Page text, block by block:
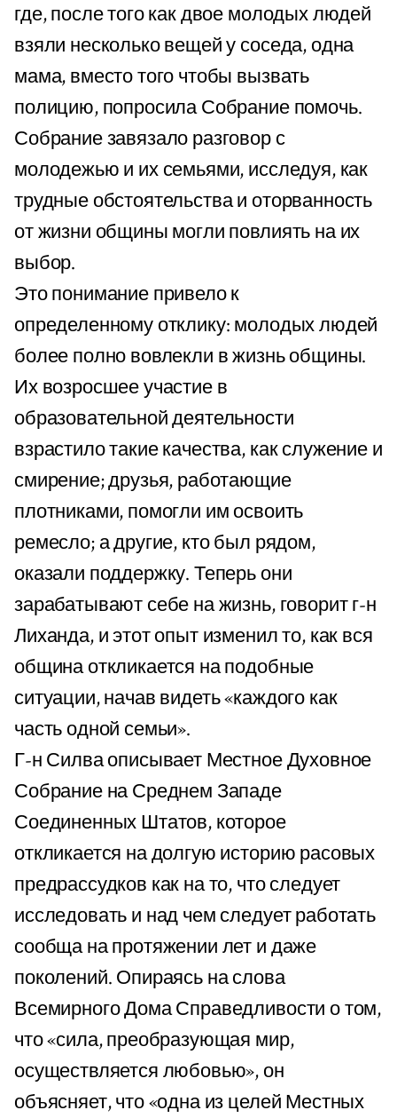
где, после того как двое молодых людей
взяли несколько вещей у соседа, одна
мама, вместо того чтобы вызвать
полицию, попросила Собрание помочь.
Собрание завязало разговор с
молодежью и их семьями, исследуя, как
трудные обстоятельства и оторванность
от жизни общины могли повлиять на их
выбор.
Это понимание привело к
определенному отклику: молодых людей
более полно вовлекли в жизнь общины.
Их возросшее участие в
образовательной деятельности
взрастило такие качества, как служение и
смирение; друзья, работающие
плотниками, помогли им освоить
ремесло; а другие, кто был рядом,
оказали поддержку. Теперь они
зарабатывают себе на жизнь, говорит г-н
Лиханда, и этот опыт изменил то, как вся
община откликается на подобные
ситуации, начав видеть «каждого как
часть одной семьи».
Г-н Силва описывает Местное Духовное
Собрание на Среднем Западе
Соединенных Штатов, которое
откликается на долгую историю расовых
предрассудков как на то, что следует
исследовать и над чем следует работать
сообща на протяжении лет и даже
поколений. Опираясь на слова
Всемирного Дома Справедливости о том,
что «сила, преобразующая мир,
осуществляется любовью», он
объясняет, что «одна из целей Местных